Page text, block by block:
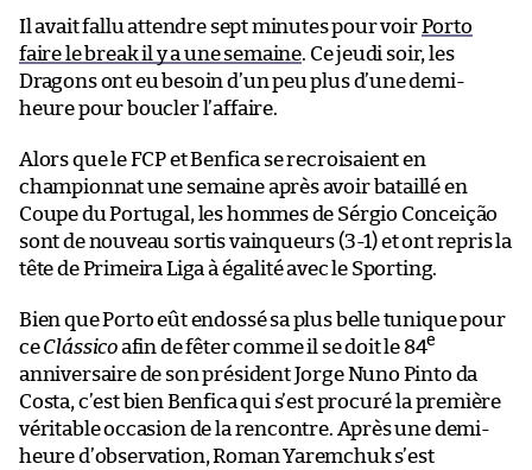
Il avait fallu attendre sept minutes pour voirPorto
faire le break il y a une semaine. Ce jeudi soir, les
Dragons ont eu besoin d’un peu plus d’une demi-
heure pour boucler l’affaire.
Alors que le FCP et Benfica se recroisaient en
championnat une semaine après avoir bataillé en
Coupe du Portugal, les hommes de Sérgio Conceição
sont de nouveau sortis vainqueurs (3-1) et ont repris la
tête de Primeira Liga à égalité avec le Sporting.
Bien que Porto eût endossé sa plus belle tunique pour
ceClássicoafin de fêter comme il se doit le 84e
anniversaire de son président Jorge Nuno Pinto da
Costa, c’est bien Benfica qui s’est procuré la première
véritable occasion de la rencontre. Après une demi-
heure d’observation, Roman Yaremchuk s’est